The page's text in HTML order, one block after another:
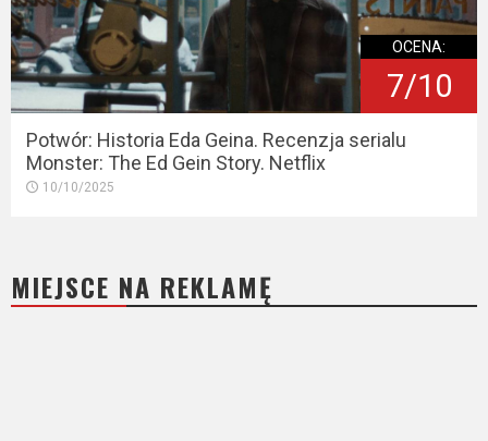
OCENA:
7/10
Potwór: Historia Eda Geina. Recenzja serialu
Monster: The Ed Gein Story. Netflix
10/10/2025
MIEJSCE NA REKLAMĘ